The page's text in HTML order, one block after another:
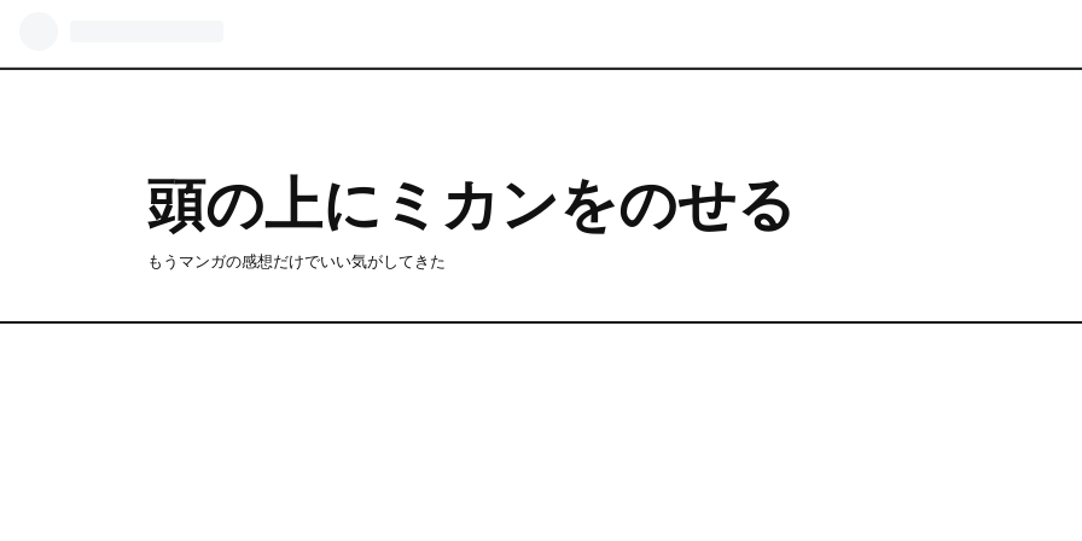
頭の上にミカンをのせる
もうマンガの感想だけでいい気がしてきた